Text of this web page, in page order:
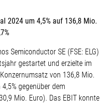
2024 um 4,5% auf 136,8 Mio.
Semiconductor SE (FSE: ELG)
gestartet und erzielte im
von 136,8 Mio.
gegenüber dem
Mio. Euro). Das EBIT konnte